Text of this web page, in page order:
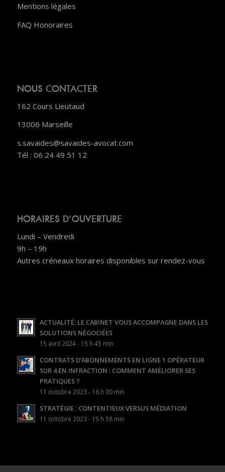
Mentions légales
FAQ Honoraires
NOUS CONTACTER
162 Cours Lieutaud
13006 Marseille
s.savaides@savaides-avocat.com
Tél : 06 24 49 51 12
HORAIRES D’OUVERTURE
Lundi – Vendredi
9h – 19h
Autres créneaux horaires disponibles sur rendez-vous
ACTUALITÉ: LE CABINET VOUS ACCOMPAGNE DANS LES
SOLUTIONS NÉGOCIÉES
15 avril 2024 - 15 h 45 min
CONTRATS D’ABONNEMENTS EN LIGNE 1 OPÉRATEUR
SUR 4 EN INFRACTION : COMMENT AMÉLIORER SES
PRATIQUES ?
11 octobre 2023 - 16 h 00 min
STRATÉGIE : CONTENTIEUX VERSUS MÉDIATION
11 octobre 2023 - 15 h 58 min